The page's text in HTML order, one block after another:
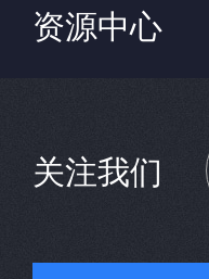
资源中心
关注我们